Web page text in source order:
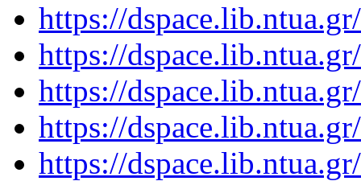
https://
https://
https://
https://
https://